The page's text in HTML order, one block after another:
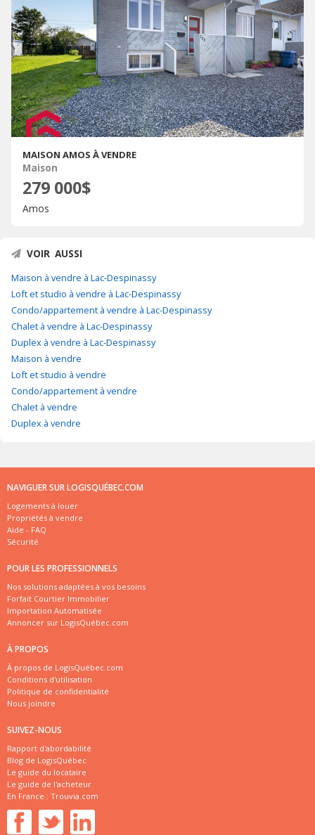
MAISON AMOS À VENDRE
Maison
279 000$
Amos
VOIR AUSSI
Maison à vendre à Lac-Despinassy
Loft et studio à vendre à Lac-Despinassy
Condo/appartement à vendre à Lac-Despinassy
Chalet à vendre à Lac-Despinassy
Duplex à vendre à Lac-Despinassy
Maison à vendre
Loft et studio à vendre
Condo/appartement à vendre
Chalet à vendre
Duplex à vendre
NAVIGUER SUR LOGISQUÉBEC.COM
Logements à louer
Propriétés à vendre
Aide - FAQ
Sécurité
POUR LES PROFESSIONNELS
Nos solutions adaptées à vos besoins
Forfait Courtier Immobilier
Importation Automatisée
Annoncer sur LogisQuébec.com
À PROPOS
À propos de LogisQuébec.com
Conditions d'utilisation
Politique de confidentialité
Nous joindre
SUIVEZ-NOUS
Rapport d'abordabilité
Blog de LogisQuébec
Le guide du locataire
Le guide de l'acheteur
En France : Trouvia.com